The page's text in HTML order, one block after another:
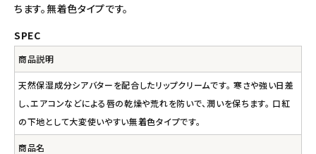
ちます。無着色タイプです。
SPEC
商品説明
天然保湿成分シアバターを配合したリップクリームです。 寒さや強い日差
し、エアコンなどによる唇の乾燥や荒れを防いで、潤いを保ちます。 口紅
の下地として大変使いやすい無着色タイプです。
商品名